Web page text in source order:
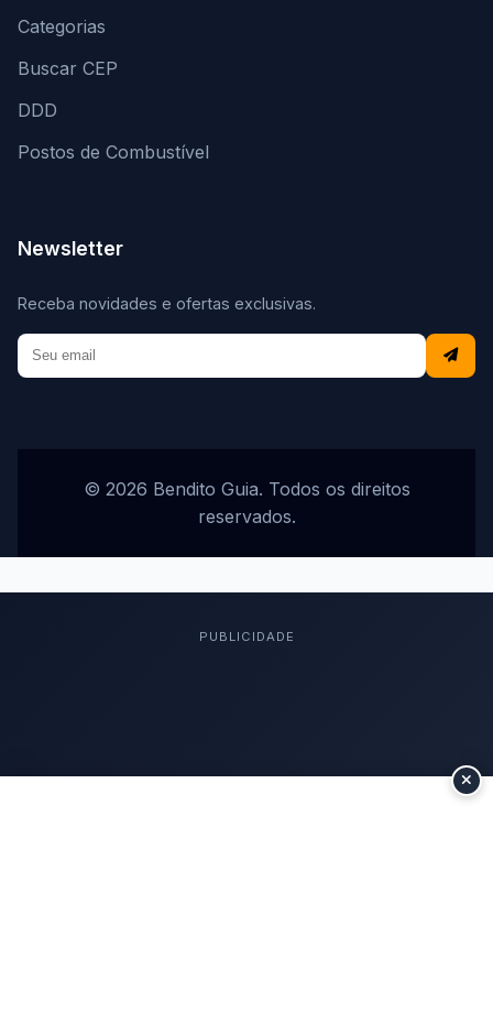
Categorias
Buscar CEP
DDD
Postos de Combustível
Newsletter
Receba novidades e ofertas exclusivas.
© 2026 Bendito Guia. Todos os direitos
reservados.